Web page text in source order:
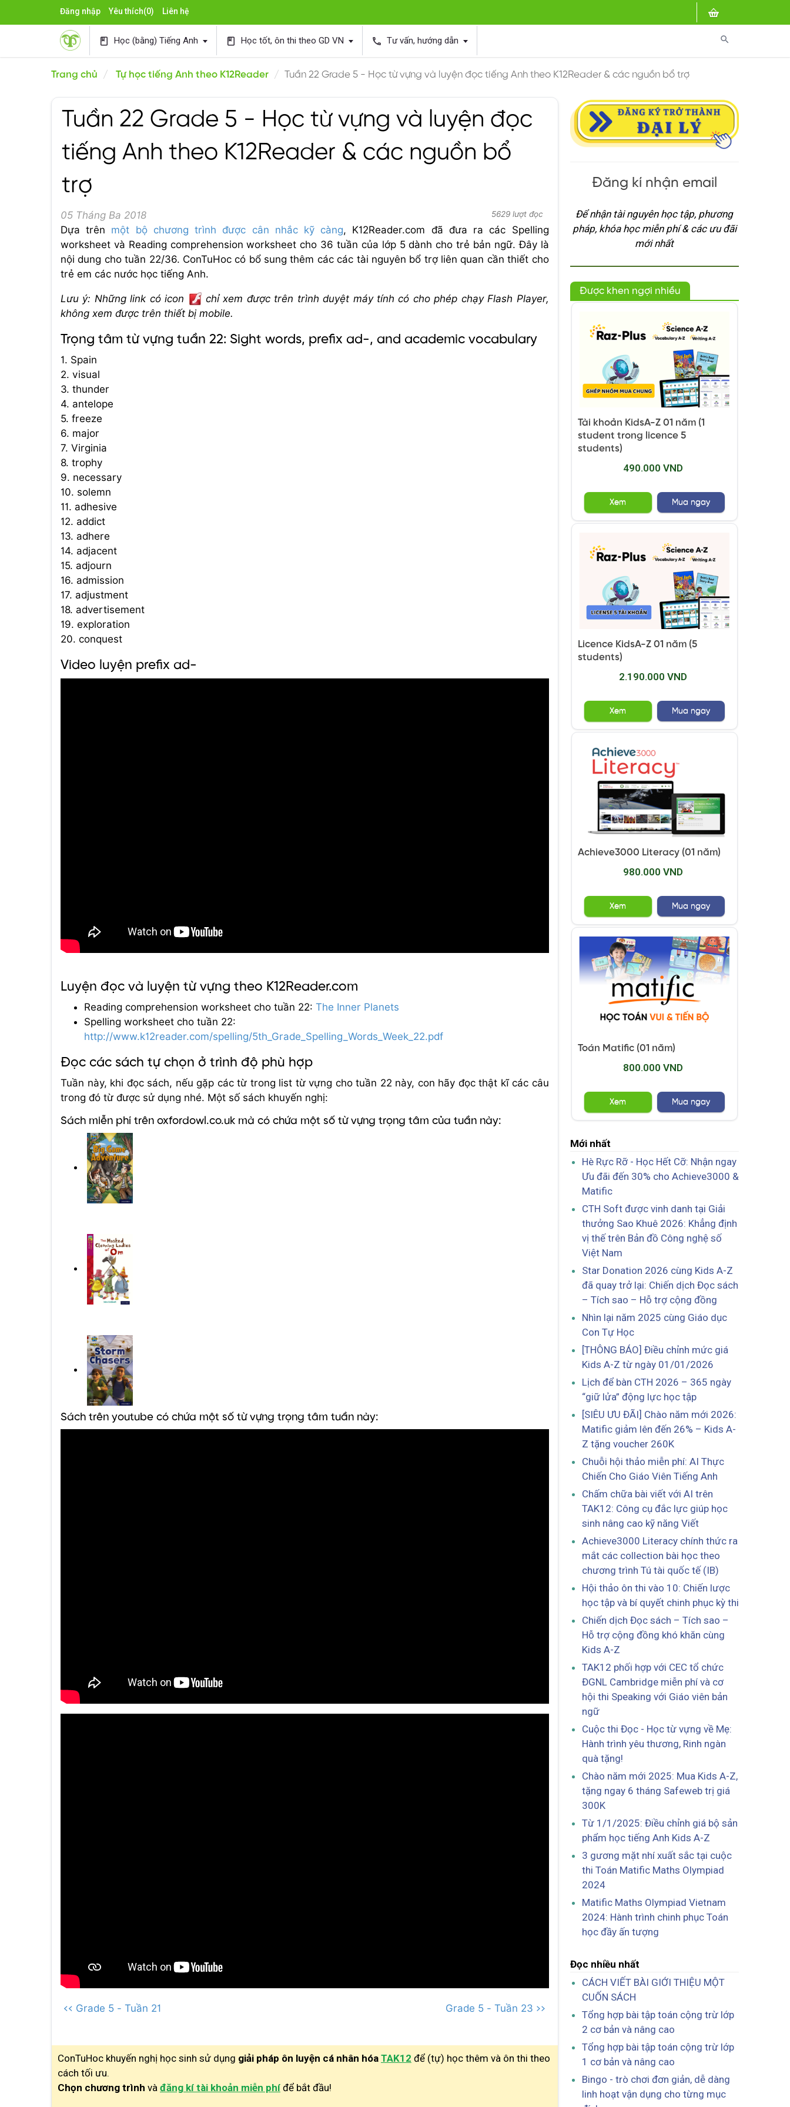
Đăng nhập Yêu thích(0) Liên hệ
search
book Học (bằng) Tiếng Anh book Học tốt, ôn thi theo GD VN phone Tư vấn, hướng dẫn
Trang chủ Tự học tiếng Anh theo K12Reader Tuần 22 Grade 5 - Học từ vựng và luyện đọc tiếng Anh theo K12Reader & các nguồn bổ trợ
Tuần 22 Grade 5 - Học từ vựng và luyện đọc
tiếng Anh theo K12Reader & các nguồn bổ
trợ
05 Tháng Ba 2018 5629 lượt đọc
Dựa trên một bộ chương trình được cân nhắc kỹ càng, K12Reader.com đã đưa ra các Spelling
worksheet và Reading comprehension worksheet cho 36 tuần của lớp 5 dành cho trẻ bản ngữ. Đây là
nội dung cho tuần 22/36. ConTuHoc có bổ sung thêm các các tài nguyên bổ trợ liên quan cần thiết cho
trẻ em các nước học tiếng Anh.
Lưu ý: Những link có icon
chỉ xem được trên trình duyệt máy tính có cho phép chạy Flash Player,
không xem được trên thiết bị mobile.
Trọng tâm từ vựng tuần 22: Sight words, prefix ad-, and academic vocabulary
1. Spain
2. visual
3. thunder
4. antelope
5. freeze
6. major
7. Virginia
8. trophy
9. necessary
10. solemn
11. adhesive
12. addict
13. adhere
14. adjacent
15. adjourn
16. admission
17. adjustment
18. advertisement
19. exploration
20. conquest
Video luyện prefix ad-
Luyện đọc và luyện từ vựng theo K12Reader.com
Reading comprehension worksheet cho tuần 22: The Inner Planets
Spelling worksheet cho tuần 22:
http://www.k12reader.com/spelling/5th_Grade_Spelling_Words_Week_22.pdf
Đọc các sách tự chọn ở trình độ phù hợp
Tuần này, khi đọc sách, nếu gặp các từ trong list từ vựng cho tuần 22 này, con hãy đọc thật kĩ các câu
trong đó từ được sử dụng nhé. Một số sách khuyến nghị:
Sách miễn phí trên oxfordowl.co.uk mà có chứa một số từ vựng trọng tâm của tuần này:
Sách trên youtube có chứa một số từ vựng trọng tâm tuần này:
<< Grade 5 - Tuần 21 Grade 5 - Tuần 23 >>
ConTuHoc khuyến nghị học sinh sử dụng giải pháp ôn luyện cá nhân hóa TAK12 để (tự) học thêm và ôn thi theo
cách tối ưu.
Chọn chương trình và đăng kí tài khoản miễn phí để bắt đầu!
Đăng kí nhận email
Để nhận tài nguyên học tập, phương
pháp, khóa học miễn phí & các ưu đãi
mới nhất
Được khen ngợi nhiều
Tài khoản KidsA-Z 01 năm (1
student trong licence 5
students)
490.000 VND
Xem Mua ngay
Licence KidsA-Z 01 năm (5
students)
2.190.000 VND
Xem Mua ngay
Achieve3000 Literacy (01 năm)
980.000 VND
Xem Mua ngay
Toán Matific (01 năm)
800.000 VND
Xem Mua ngay
Mới nhất
Hè Rực Rỡ - Học Hết Cỡ: Nhận ngay
Ưu đãi đến 30% cho Achieve3000 &
Matific
CTH Soft được vinh danh tại Giải
thưởng Sao Khuê 2026: Khẳng định
vị thế trên Bản đồ Công nghệ số
Việt Nam
Star Donation 2026 cùng Kids A-Z
đã quay trở lại: Chiến dịch Đọc sách
– Tích sao – Hỗ trợ cộng đồng
Nhìn lại năm 2025 cùng Giáo dục
Con Tự Học
[THÔNG BÁO] Điều chỉnh mức giá
Kids A-Z từ ngày 01/01/2026
Lịch để bàn CTH 2026 – 365 ngày
“giữ lửa” động lực học tập
[SIÊU ƯU ĐÃI] Chào năm mới 2026:
Matific giảm lên đến 26% – Kids A-
Z tặng voucher 260K
Chuỗi hội thảo miễn phí: AI Thực
Chiến Cho Giáo Viên Tiếng Anh
Chấm chữa bài viết với AI trên
TAK12: Công cụ đắc lực giúp học
sinh nâng cao kỹ năng Viết
Achieve3000 Literacy chính thức ra
mắt các collection bài học theo
chương trình Tú tài quốc tế (IB)
Hội thảo ôn thi vào 10: Chiến lược
học tập và bí quyết chinh phục kỳ thi
Chiến dịch Đọc sách – Tích sao –
Hỗ trợ cộng đồng khó khăn cùng
Kids A-Z
TAK12 phối hợp với CEC tổ chức
ĐGNL Cambridge miễn phí và cơ
hội thi Speaking với Giáo viên bản
ngữ
Cuộc thi Đọc - Học từ vựng về Mẹ:
Hành trình yêu thương, Rinh ngàn
quà tặng!
Chào năm mới 2025: Mua Kids A-Z,
tặng ngay 6 tháng Safeweb trị giá
300K
Từ 1/1/2025: Điều chỉnh giá bộ sản
phẩm học tiếng Anh Kids A-Z
3 gương mặt nhí xuất sắc tại cuộc
thi Toán Matific Maths Olympiad
2024
Matific Maths Olympiad Vietnam
2024: Hành trình chinh phục Toán
học đầy ấn tượng
Đọc nhiều nhất
CÁCH VIẾT BÀI GIỚI THIỆU MỘT
CUỐN SÁCH
Tổng hợp bài tập toán cộng trừ lớp
2 cơ bản và nâng cao
Tổng hợp bài tập toán cộng trừ lớp
1 cơ bản và nâng cao
Bingo - trò chơi đơn giản, dễ dàng
linh hoạt vận dụng cho từng mục